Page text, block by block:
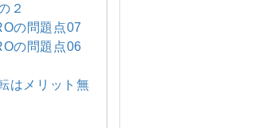
２
の問題点07
の問題点06
はメリット無